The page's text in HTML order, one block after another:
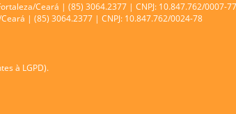
Ceará | (85) 3064.2377 | CNPJ: 10.847.762/0007-77
| (85) 3064.2377 | CNPJ: 10.847.762/0024-78
à LGPD).